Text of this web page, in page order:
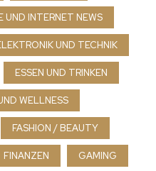
UND INTERNET NEWS
UND TECHNIK
ESSEN UND TRINKEN
WELLNESS
FASHION / BEAUTY
FINANZEN GAMING